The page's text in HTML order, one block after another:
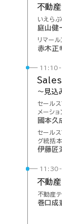
不動産
いえら
庭山健
リマー
赤木正
〜見込
セールス
メーシ
國本久
セールス
グ統括
伊藤匠
不動産
不動産
巻口成